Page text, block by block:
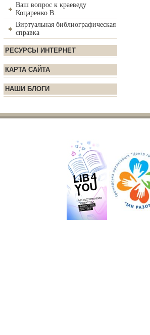
Ваш вопрос к краеведу
Коцаренко В.
Виртуальная библиографическая
справка
РЕСУРСЫ ИНТЕРНЕТ
КАРТА САЙТА
НАШИ БЛОГИ